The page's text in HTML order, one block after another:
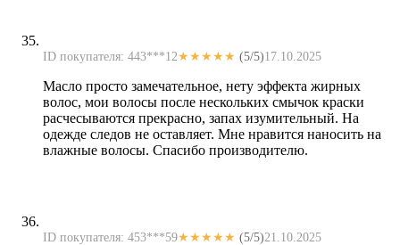
ID покупателя: 443***12★★★★★ (5/5)17.10.2025
Масло просто замечательное, нету эффекта жирных
волос, мои волосы после нескольких смычок краски
расчесываются прекрасно, запах изумительный. На
одежде следов не оставляет. Мне нравится наносить на
влажные волосы. Спасибо производителю.
ID покупателя: 453***59★★★★★ (5/5)21.10.2025